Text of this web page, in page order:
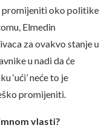
promijeniti oko politike
Elmedin
za ovakvo stanje u
u nadi da će
‘ući’ neće to je
promijeniti.
vlasti?